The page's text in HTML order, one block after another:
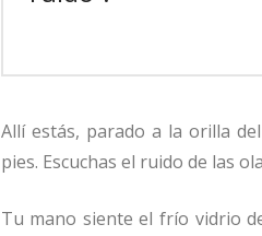
Allí estás, parado a la orilla
pies. Escuchas el ruido de las
Tu mano siente el frío vidrio